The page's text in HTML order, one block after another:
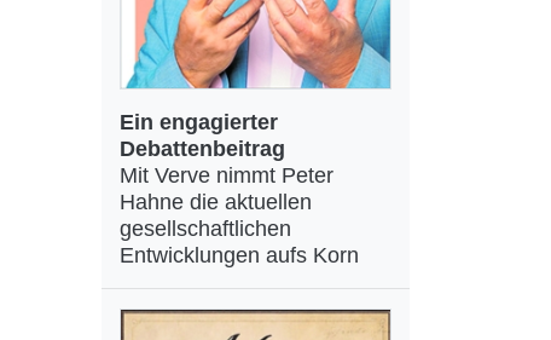
Ein engagierter
Debattenbeitrag
Mit Verve nimmt Peter
Hahne die aktuellen
gesellschaftlichen
Entwicklungen aufs Korn